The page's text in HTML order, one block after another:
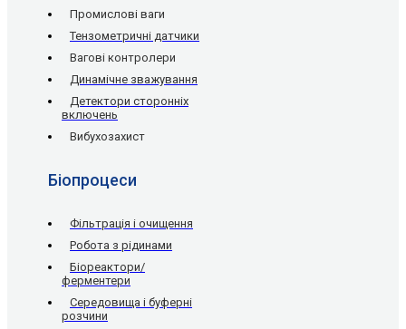
Промислові ваги
Тензометричні датчики
Вагові контролери
Динамічне зважування
Детектори сторонніх
включень
Вибухозахист
Біопроцеси
Фільтрація і очищення
Робота з рідинами
Біореактори/
ферментери
Середовища і буферні
розчини